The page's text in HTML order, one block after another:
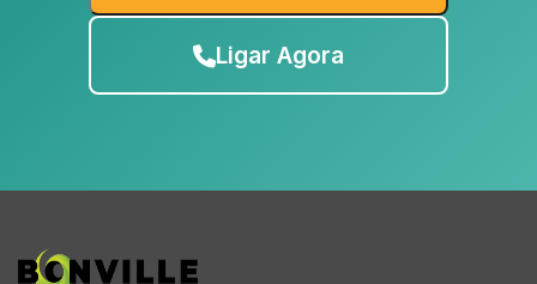
Ligar Agora